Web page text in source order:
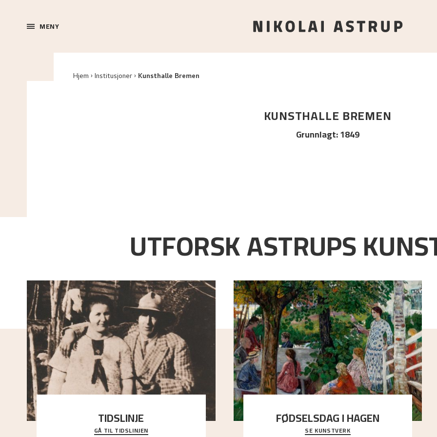
MENY
Hjem Institusjoner Kunsthalle Bremen
KUNSTHALLE BREMEN
Grunnlagt:1849
UTFORSK ASTRUPS
TIDSLINJE
Bli kjent med Nikolai Astrups liv, kunstnerskap og
GÅ TIL TIDSLINJEN
FØDSELSDAG I HAGEN
En gruppe mennesker er samlet under de store
SE KUNSTVERK